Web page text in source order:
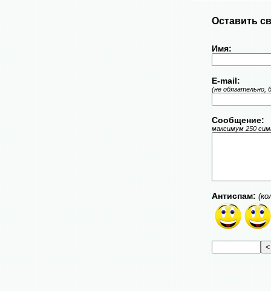
Оставить
Имя:
E-mail:
(не обязательно,
Сообщение:
максимум 250
Антиспам: